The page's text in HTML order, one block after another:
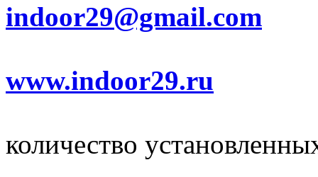
indoor29@gmail.com
www.indoor29.ru
количество